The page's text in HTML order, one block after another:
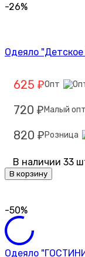
-26%
Одеяло "Детское
625 ₽Опт
720 ₽ Малый опт
820 ₽ Розница
В наличии 33
В корзину
-50%
Одеяло